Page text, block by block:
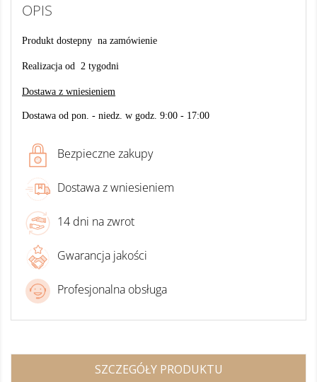
OPIS
Produkt dostepny na zamówienie
Realizacja od 2 tygodni
Dostawa z wniesieniem
Dostawa od pon. - niedz. w godz. 9:00 - 17:00
Bezpieczne zakupy
Dostawa z wniesieniem
14 dni na zwrot
Gwarancja jakości
Profesjonalna obsługa
SZCZEGÓŁY PRODUKTU